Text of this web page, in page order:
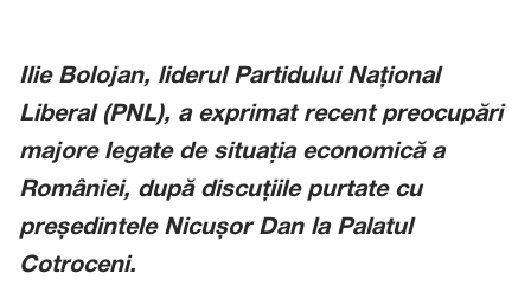
Ilie Bolojan, liderul Partidului Național
Liberal (PNL), a exprimat recent preocupări
majore legate de situația economică a
României, după discuțiile purtate cu
președintele Nicușor Dan la Palatul
Cotroceni.